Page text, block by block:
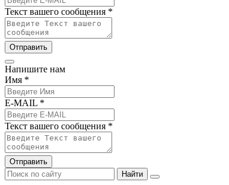
Текст вашего сообщения *
Отправить
Напишите нам
Имя *
E-MAIL *
Текст вашего сообщения *
Отправить
Найти